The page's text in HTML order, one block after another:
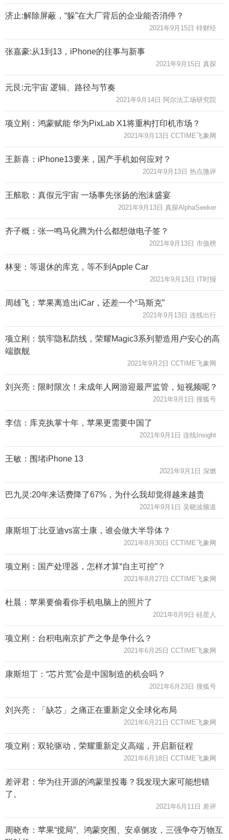
济止:解除屏蔽，“躲”在大厂背后的企业能否消停？
2021年9月15日 锌财经
张嘉豪:从1到13，iPhone的往事与新事
2021年9月15日 真探
元艮:元宇宙 逻辑、路径与节奏
2021年9月14日 阿尔法工场研究院
项立刚：鸿蒙赋能 华为PixLab X1将重构打印机市场？
2021年9月13日 CCTIME飞象网
王新喜：iPhone13要来，国产手机如何应对？
2021年9月13日 热点微评
王舷歌：真假元宇宙 一场事先张扬的泡沫盛宴
2021年9月13日 真探AlphaSeeker
齐子概：张一鸣马化腾为什么都想做电子签？
2021年9月13日 市值榜
林斐：等退休的库克，等不到Apple Car
2021年9月13日 IT时报
周雄飞：苹果离造出iCar，还差一个“马斯克”
2021年9月13日 连线出行
项立刚：筑牢隐私防线，荣耀Magic3系列塑造用户安心的高
端旗舰
2021年9月2日 CCTIME飞象网
刘兴亮：限时限次！未成年人网游迎最严监管，短视频呢？
2021年9月1日 搜狐号
李信：库克执掌十年，苹果更需要中国了
2021年9月1日 连线Insight
王敏：围堵iPhone 13
2021年9月1日 深燃
巴九灵:20年来话费降了67%，为什么我却觉得越来越贵
2021年9月1日 吴晓波频道
康斯坦丁:比亚迪vs富士康，谁会做大半导体？
2021年8月30日 CCTIME飞象网
项立刚：国产处理器，怎样才算“自主可控”？
2021年8月27日 CCTIME飞象网
杜晨：苹果要偷看你手机电脑上的照片了
2021年8月9日 硅星人
项立刚：台积电南京扩产之争是争什么？
2021年6月25日 CCTIME飞象网
康斯坦丁：“芯片荒”会是中国制造的机会吗？
2021年6月23日 搜狐号
刘兴亮：「缺芯」之痛正在重新定义全球化布局
2021年6月21日 CCTIME飞象网
项立刚：双轮驱动，荣耀重新定义高端，开启新征程
2021年6月18日 CCTIME飞象网
差评君：华为往开源的鸿蒙里投毒？我发现大家可能想错
了。
2021年6月11日 差评
周晓奇：苹果“搅局”、鸿蒙突围、安卓侧攻，三强争夺万物互